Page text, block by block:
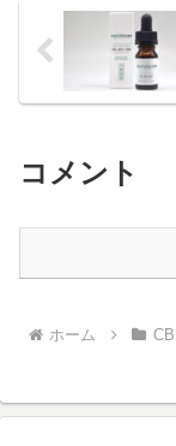
コメント
ホーム